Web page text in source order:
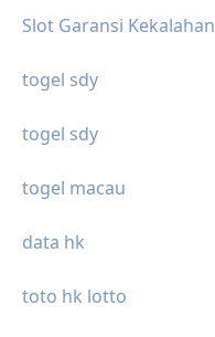
Slot Garansi Kekalahan
togel sdy
togel sdy
togel macau
data hk
toto hk lotto